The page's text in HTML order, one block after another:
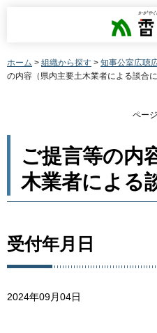
香
ホーム > 組織から探す > 知事公室広聴
の内容（県内主要土木業者による談合に
ペー
ご提言等の内
木業者による
受付年月日
2024年09月04日